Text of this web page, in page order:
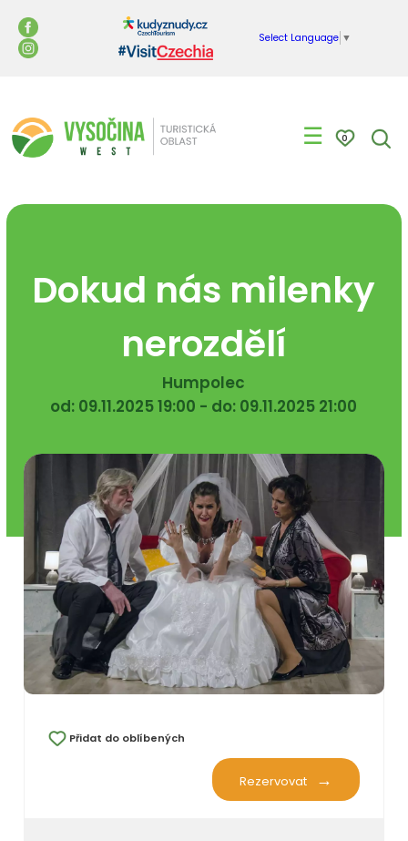
Select Language ▼
☰ 0
Dokud nás milenky
nerozdělí
Humpolec
od: 09.11.2025 19:00 - do: 09.11.2025 21:00
Přidat do oblíbených
Rezervovat